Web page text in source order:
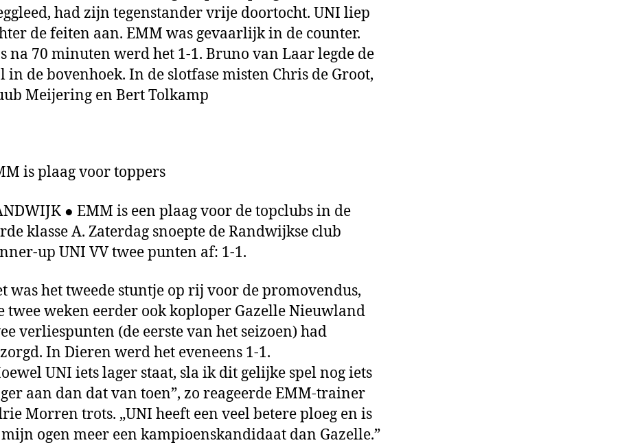
(De
Gelderlander)
had zijn tegenstander vrije doortocht. UNI liep
de feiten aan. EMM was gevaarlijk in de coun­ter.
na 70 minuten werd het 1-1. Bruno van Laar legde de
in de bovenhoek. In de slotfase misten Chris de Groot,
Me­ijering en Bert Tolkamp
is plaag voor toppers
● EMM is een plaag voor de topclubs in de
klasse A. Zaterdag snoepte de Randwijkse club
up UNI VV twee pun­ten af: 1-1.
was het tweede stuntje op rij voor de promovendus,
twee weken eerder ook koplo­per Gazelle Nieuwland
ver­liespunten (de eerste van het sei­zoen) had
In Dieren werd het eveneens 1-1.
UNI iets lager staat, sla ik dit gelijke spel nog iets
aan dan dat van toen”, zo reageerde EMM-trainer
Morren trots. „UNI heeft een veel betere ploeg en is
ogen meer een kampioenskandi­daat dan Gazelle.”